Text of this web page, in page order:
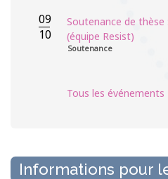
09
10
Soutenance de thèse
(équipe Resist)
Soutenance
Tous les événements
Informations pour